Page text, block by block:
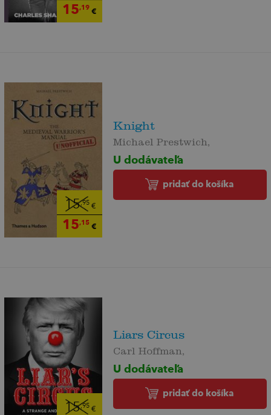
15,19 €
15,95€
15,15€
Knight
Michael Prestwich,
U dodávateľa
pridať do košíka
15,95€
Liars Circus
Carl Hoffman,
U dodávateľa
pridať do košíka